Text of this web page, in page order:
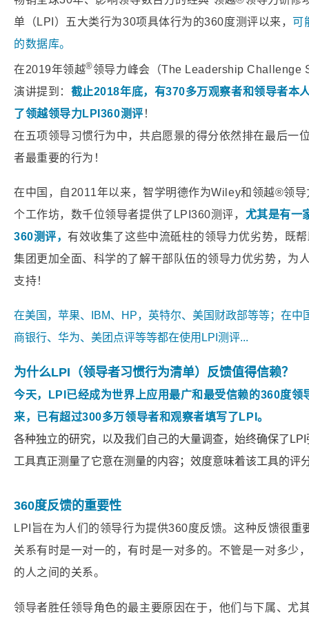
单（LPI）
五大类行为30项具体行为的360度测评以来，可
的数据库。
在2019年领越®领导力峰会（The Leadership Challenge
演讲提到： 截止2018年底，有370多万观察者和领导者本
了领越领导力LPI360测评 ！
在五项领导习惯行为中，共启愿景的得分依然排在最后一
者最重要的行为！
在中国，自2011年以来，智学明德作为Wiley和领越®领导
个工作坊，数千位领导者提供了LPI360测评， 尤其是有一
360测评， 有效收集了这些中流砥柱的领导力优劣势，既
集团更加全面、科学的了解干部队伍的领导力优劣势，为
支持！
在美国，苹果、IBM、HP，英特尔、美国财政部等等；在
商银行、华为、美团点评等等都在使用LPI测评...
为什么LPI（领导者习惯行为清单）反馈值得信赖？
今天，LPI已经成为世界上应用最广和最受信赖的360度
来，已有超过300多万领导者和观察者填写了LPI。
各种独立的研究，以及我们自己的大量调查，始终确保了
工具真正测量了它意在测量的内容；效度意味着该工具的评
360度反馈的重要性
LPI旨在为人们的领导行为提供360度反馈。这种反馈很重
关系有时是一对一的，有时是一对多的。不管是一对多少
的人之间的关系。
领导者胜任领导角色的最主要原因在于，他们与下属、尤